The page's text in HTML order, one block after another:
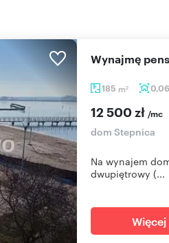
185 m2
Wynajmę
12 500 zł /mc
dom Stepnica
Na wynajem
dwupiętrowy (...
Więcej